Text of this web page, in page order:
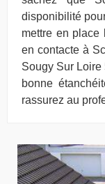
disponibilité
mettre en place
en contacte à
Sougy Sur
bonne
rassurez au